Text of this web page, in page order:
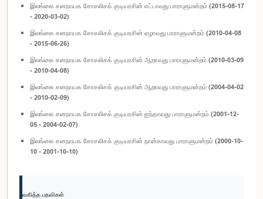
இலங்கை சனநாயக சோசலிசக் குடியரசின் எட்டாவது பாராளுமன்றம் (2015-08-17
- 2020-03-02)
இலங்கை சனநாயக சோசலிசக் குடியரசின் ஏழாவது பாராளுமன்றம் (2010-04-08
- 2015-06-26)
இலங்கை சனநாயக சோசலிசக் குடியரசின் ஆறாவது பாராளுமன்றம் (2010-03-09
- 2010-04-08)
இலங்கை சனநாயக சோசலிசக் குடியரசின் ஆறாவது பாராளுமன்றம் (2004-04-02
- 2010-02-09)
இலங்கை சனநாயக சோசலிசக் குடியரசின் ஐந்தாவது பாராளுமன்றம் (2001-12-
05 - 2004-02-07)
இலங்கை சனநாயக சோசலிசக் குடியரசின் நான்காவது பாராளுமன்றம் (2000-10-
10 - 2001-10-10)
வகித்த பதவிகள்